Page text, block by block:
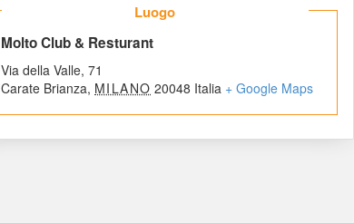
Luogo
Molto Club & Resturant
Via della Valle, 71
Carate Brianza, MILANO 20048 Italia + Google Map